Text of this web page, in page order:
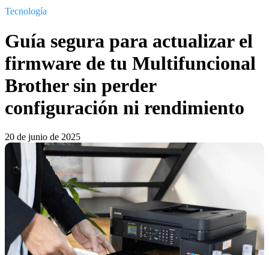
Tecnología
Guía segura para actualizar el
firmware de tu Multifuncional
Brother sin perder
configuración ni rendimiento
20 de junio de 2025